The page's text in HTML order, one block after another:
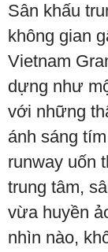
Sân khấu
không gian
Vietnam
dựng như
với những
ánh sáng
runway uốn
trung tâm,
vừa huyền
nhìn nào,